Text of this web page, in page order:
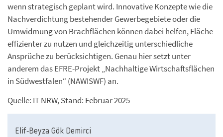
wenn strategisch geplant wird. Innovative Konzepte wie die
Nachverdichtung bestehender Gewerbegebiete oder die
Umwidmung von Brachflächen können dabei helfen, Fläche
effizienter zu nutzen und gleichzeitig unterschiedliche
Ansprüche zu berücksichtigen. Genau hier setzt unter
anderem das EFRE-Projekt „Nachhaltige Wirtschaftsflächen
in Südwestfalen“ (NAWISWF) an.
Quelle: IT NRW, Stand: Februar 2025
Elif-Beyza Gök Demirci